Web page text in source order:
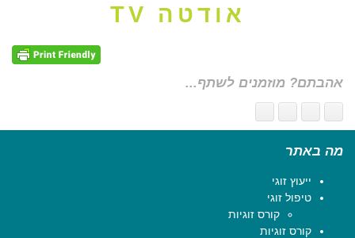
אודטה TV
אהבתם? מוזמנים לשתף...
מה באתר
ייעוץ זוגי
טיפול זוגי
קורס זוגיות
קורס זוגיות